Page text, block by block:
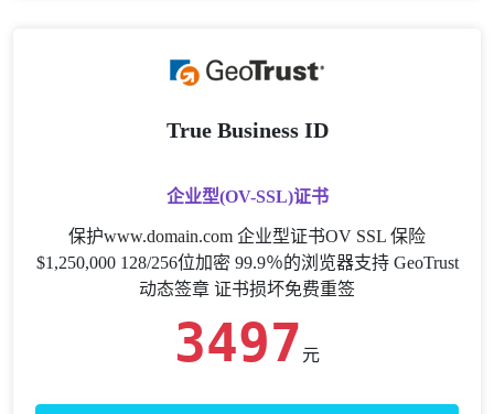
True Business ID
企业型(OV-SSL)证书
保护www.domain.com 企业型证书OV SSL 保险
$1,250,000 128/256位加密 99.9％的浏览器支持 GeoTrust
动态签章 证书损坏免费重签
3497 元